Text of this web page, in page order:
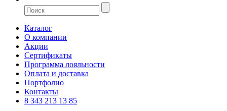
Каталог
О компании
Акции
Сертификаты
Программа лояльности
Оплата и доставка
Портфолио
Контакты
8 343 213 13 85